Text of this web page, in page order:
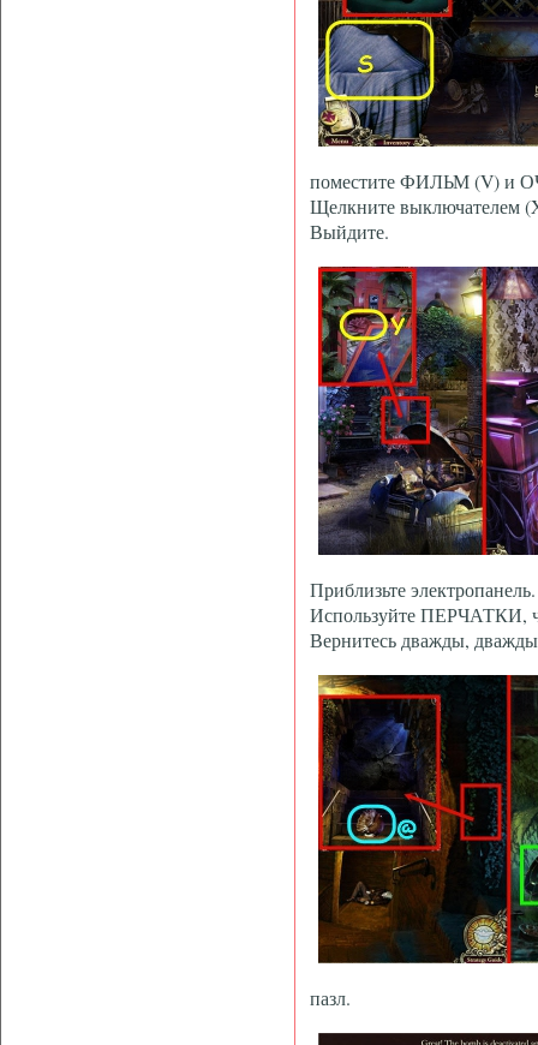
поместите ФИЛЬМ (V) и
Щелкните выключателем
Выйдите.
Приблизьте электропанель.
Используйте ПЕРЧАТКИ,
Вернитесь дважды,
пазл.